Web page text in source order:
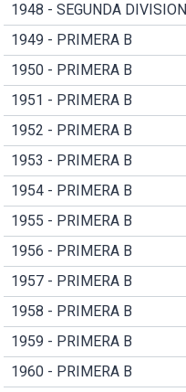
1948 - SEGUNDA DIVISION
1949 - PRIMERA B
1950 - PRIMERA B
1951 - PRIMERA B
1952 - PRIMERA B
1953 - PRIMERA B
1954 - PRIMERA B
1955 - PRIMERA B
1956 - PRIMERA B
1957 - PRIMERA B
1958 - PRIMERA B
1959 - PRIMERA B
1960 - PRIMERA B